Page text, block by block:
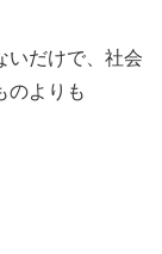
いだけで、社会
のよりも